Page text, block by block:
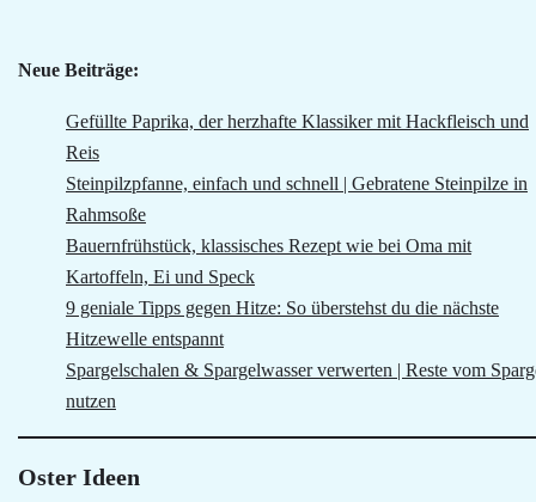
Neue Beiträge:
Gefüllte Paprika, der herzhafte Klassiker mit Hackfleisch und
Reis
Steinpilzpfanne, einfach und schnell | Gebratene Steinpilze in
Rahmsoße
Bauernfrühstück, klassisches Rezept wie bei Oma mit
Kartoffeln, Ei und Speck
9 geniale Tipps gegen Hitze: So überstehst du die nächste
Hitzewelle entspannt
Spargelschalen & Spargelwasser verwerten | Reste vom
nutzen
Oster Ideen